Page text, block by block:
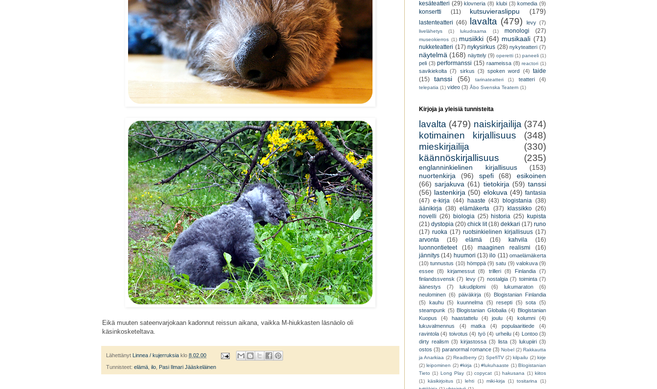
Eikä muuten sateenvarjokaan kadonnut reissun aikana, vaikka M-hiukkasten läsnäolo oli
käsinkosketeltava.
Lähettänyt Linnea / kujerruksia klo 8.02.00
Tunnisteet: elämä, ilo, Pasi Ilmari Jääskeläinen
kesäteatteri (29) klovneria (8) klubi (3) komedia (9)
konsertti (11) kutsuvieraslippu (179)
lastenteatteri (46) lavalta (479) levy (7)
livelähetys (1) lukudraama (1) monologi (27)
museokierros (1) musiikki (64) musikaali (71)
nukketeatteri (17) nykysirkus (28) nykyteatteri (7)
näytelmä (168) näyttely (9) operetti (1) paneeli (1)
peli (3) performanssi (15) raameissa (8) reactori (1)
savikiekolta (7) sirkus (3) spoken word (4) taide
(15)
tanssi (56) tarinateatteri (1) teatteri (4)
telepatia (1) video (3) Åbo Svenska Teatern (1)
Kirjoja ja yleisiä tunnisteita
lavalta (479) naiskirjailija (374)
kotimainen kirjallisuus
(348)
mieskirjailija
(330)
käännöskirjallisuus
(235)
englanninkielinen kirjallisuus
(153)
nuortenkirja
(96) spefi (68)
esikoinen
(66) sarjakuva (61) tietokirja (59) tanssi
(56) lastenkirja (50) elokuva (49) fantasia
(47) e-kirja (44) haaste (43) blogistania (38)
äänikirja (38) elämäkerta (37) klassikko (26)
novelli (26) biologia (25) historia (25) kupista
(21) dystopia (20) chick lit (18) dekkari (17) runo
(17) ruoka (17) ruotsinkielinen kirjallisuus (17)
arvonta
(16) elämä (16) kahvila
(16)
luonnontieteet
(16) maaginen realismi
(16)
jännitys (14) huumori (13) ilo (11) omaelämäkerta
(10) tunnustus (10) hömppä (9) satu (9) valokuva (9)
essee (8) kirjamessut (8) trilleri (8) Finlandia (7)
finlandssvensk (7) levy (7) nostalgia (7) toiminta (7)
äänestys
(7) lukudiplomi (6) lukumaraton
(6)
neulominen (6) päiväkirja (6)
Blogistanian Finlandia
(5)
kauhu (5) kuunnelma (5) resepti (5) sota (5)
steampunk (5) Blogistanian Globalia (4)
Blogistanian
Kuopus
(4) haastattelu (4) joulu (4) kolumni
(4)
lukuvalmennus
(4) matka (4) populaaritiede
(4)
ravintola (4) toivotus (4) työ (4) urheilu (4) Lontoo (3)
dirty realism (3) kirjastossa (3) lista (3) lukupiiri (3)
ostos (3) paranormal romance (3) Nobel (2) Rakkautta
ja Anarkiaa (2) Readberry (2) SpefiTV (2) kilpailu (2) kirje
(2) leipominen (2) #kirja (1) #lukuhaaste (1) Blogistanian
Tieto (1) Long Play (1) copycat (1) hakusana (1) kiitos
(1) käsikirjoitus (1) lehti (1) miki-kirja (1) tositarina (1)